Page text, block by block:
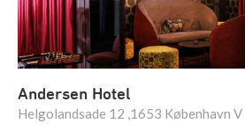
Andersen Hotel
Helgolandsade 12 ,1653 København V